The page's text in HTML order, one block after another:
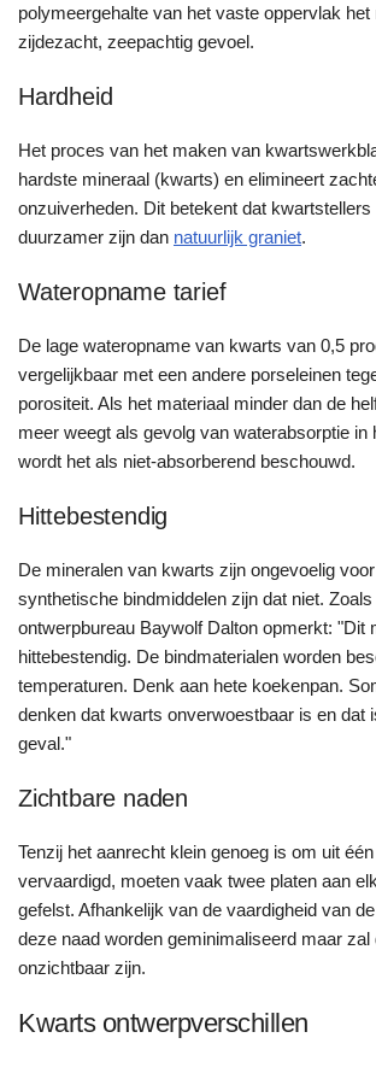
polymeergehalte van het vaste oppervlak het
zijdezacht, zeepachtig gevoel.
Hardheid
Het proces van het maken van
hardste mineraal (kwarts) en elimineert
onzuiverheden. Dit betekent dat kwartstellers
duurzamer zijn dan natuurlijk graniet.
Wateropname tarief
De lage wateropname van kwarts van 0,5
vergelijkbaar met een andere porseleinen
porositeit. Als het materiaal minder dan de
meer weegt als gevolg van waterabsorptie in
wordt het als niet-absorberend beschouwd.
Hittebestendig
De mineralen van kwarts zijn ongevoelig
synthetische bindmiddelen zijn dat niet.
ontwerpbureau Baywolf Dalton opmerkt: "Dit
hittebestendig. De bindmaterialen worden
temperaturen. Denk aan hete koekenpan.
denken dat kwarts onverwoestbaar is en dat
geval."
Zichtbare naden
Tenzij het aanrecht klein genoeg is om uit
vervaardigd, moeten vaak twee platen aan
gefelst. Afhankelijk van de vaardigheid van
deze naad worden geminimaliseerd maar zal
onzichtbaar zijn.
Kwarts ontwerpverschillen